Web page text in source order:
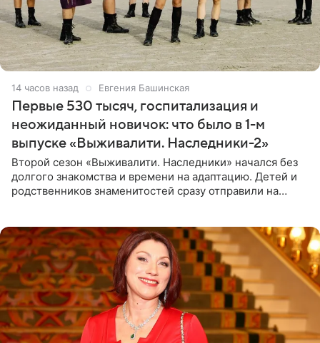
14 часов назад Евгения Башинская
Первые 530 тысяч, госпитализация и
неожиданный новичок: что было в 1-м
выпуске «Выживалити. Наследники-2»
Второй сезон «Выживалити. Наследники» начался без
долгого знакомства и времени на адаптацию. Детей и
родственников знаменитостей сразу отправили на